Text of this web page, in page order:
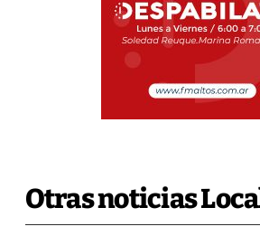
Otras noticias